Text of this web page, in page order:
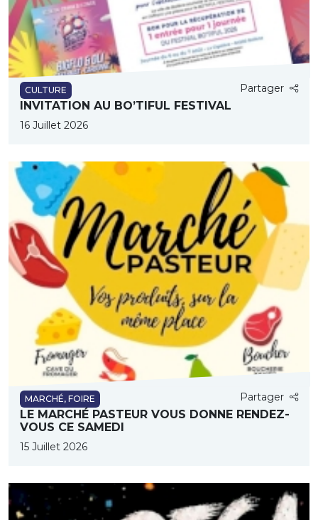
CULTURE Partager
INVITATION AU BO’TIFUL FESTIVAL
16 Juillet 2026
MARCHÉ, FOIRE Partager
LE MARCHÉ PASTEUR VOUS DONNE RENDEZ-
VOUS CE SAMEDI
15 Juillet 2026